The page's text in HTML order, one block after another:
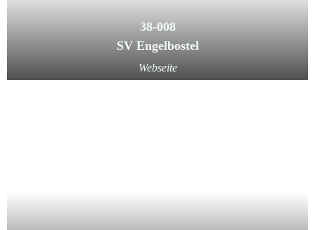
38-008
SV Engelbostel
Webseite